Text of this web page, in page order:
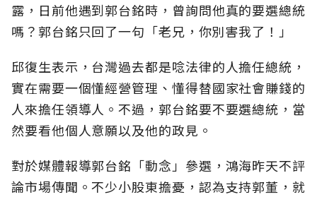
露，日前他遇到郭台銘時，曾詢問他真的要選總統
嗎？郭台銘只回了一句「老兄，你別害我了！」
邱復生表示，台灣過去都是唸法律的人擔任總統，
實在需要一個懂經營管理、懂得替國家社會賺錢的
人來擔任領導人。不過，郭台銘要不要選總統，當
然要看他個人意願以及他的政見。
對於媒體報導郭台銘「動念」參選，鴻海昨天不評
論市場傳聞。不少小股東擔憂，認為支持郭董，就